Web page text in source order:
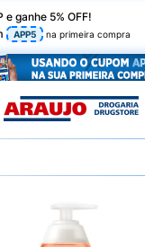
e ganhe 5% OFF!
APP5 na primeira compra